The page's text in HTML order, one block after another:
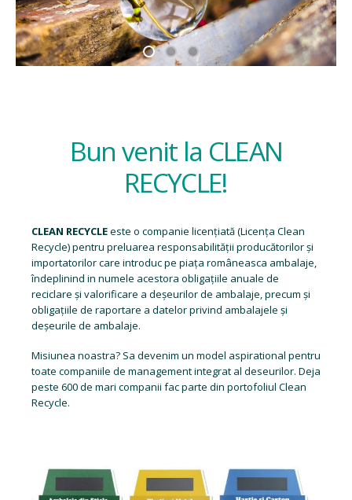
Bun venit la CLEAN
RECYCLE!
CLEAN RECYCLEeste o companie licențiată (Licența Clean
Recycle) pentru preluarea responsabilității producătorilor și
importatorilor care introduc pe piața româneasca ambalaje,
îndeplinind in numele acestora obligațiile anuale de
reciclare și valorificare a deșeurilor de ambalaje, precum și
obligațiile de raportare a datelor privind ambalajele și
deșeurile de ambalaje.
Misiunea noastra? Sa devenim un model aspirational pentru
toate companiile de management integrat al deseurilor. Deja
peste 600 de mari companii fac parte din portofoliul Clean
Recycle.